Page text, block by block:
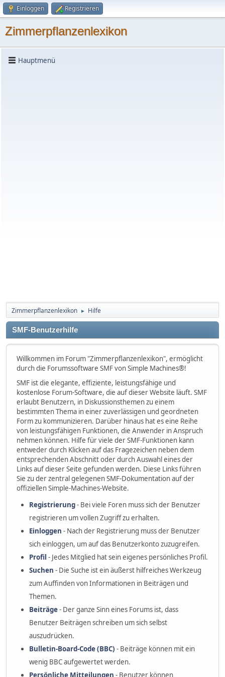
Einloggen Registrieren
Zimmerpflanzenlexikon
Hauptmenü
Zimmerpflanzenlexikon ► Hilfe
SMF-Benutzerhilfe
Willkommen im Forum "Zimmerpflanzenlexikon", ermöglicht
durch die Forumssoftware SMF von Simple Machines®!
SMF ist die elegante, effiziente, leistungsfähige und
kostenlose Forum-Software, die auf dieser Website läuft. SMF
erlaubt Benutzern, in Diskussionsthemen zu einem
bestimmten Thema in einer zuverlässigen und geordneten
Form zu kommunizieren. Darüber hinaus hat es eine Reihe
von leistungsfähigen Funktionen, die Anwender in Anspruch
nehmen können. Hilfe für viele der SMF-Funktionen kann
entweder durch Klicken auf das Fragezeichen neben dem
entsprechenden Abschnitt oder durch Auswahl eines der
Links auf dieser Seite gefunden werden. Diese Links führen
Sie zu der zentral gelegenen SMF-Dokumentation auf der
offiziellen Simple-Machines-Website.
Registrierung- Bei viele Foren muss sich der Benutzer
registrieren um vollen Zugriff zu erhalten.
Einloggen - Nach der Registrierung muss der Benutzer
sich einloggen, um auf das Benutzerkonto zuzugreifen.
Profil - Jedes Mitglied hat sein eigenes persönliches Profil.
Suchen - Die Suche ist ein äußerst hilfreiches Werkzeug
zum Auffinden von Informationen in Beiträgen und
Themen.
Beiträge- Der ganze Sinn eines Forums ist, dass
Benutzer Beiträgen schreiben um sich selbst
auszudrücken.
Bulletin-Board-Code (BBC) - Beiträge können mit ein
wenig BBC aufgewertet werden.
Persönliche Mitteilungen - Benutzer können